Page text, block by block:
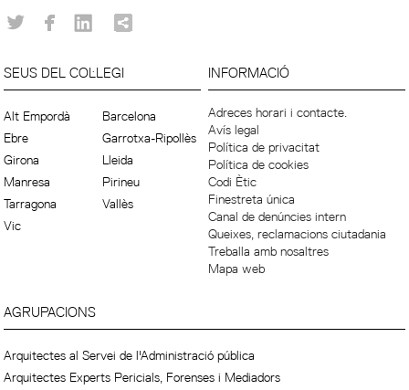
SEUS DEL COL·LEGI
Alt Empordà
Barcelona
Ebre
Garrotxa-Ripollès
Girona
Lleida
Manresa
Pirineu
Tarragona
Vallès
Vic
INFORMACIÓ
Adreces horari i contacte.
Avís legal
Política de privacitat
Política de cookies
Codi Ètic
Finestreta única
Canal de denúncies intern
Queixes, reclamacions ciutadania
Treballa amb nosaltres
Mapa web
AGRUPACIONS
Arquitectes al Servei de l'Administració pública
Arquitectes Experts Pericials, Forenses i Mediadors